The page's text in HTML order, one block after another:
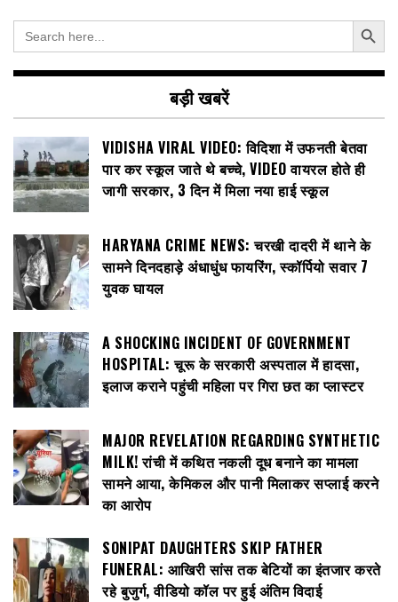
Search
for:
Search Button
बड़ी खबरें
VIDISHA VIRAL VIDEO: विदिशा में उफनती बेतवा
पार कर स्कूल जाते थे बच्चे, VIDEO वायरल होते ही
जागी सरकार, 3 दिन में मिला नया हाई स्कूल
HARYANA CRIME NEWS: चरखी दादरी में थाने के
सामने दिनदहाड़े अंधाधुंध फायरिंग, स्कॉर्पियो सवार 7
युवक घायल
A SHOCKING INCIDENT OF GOVERNMENT
HOSPITAL: चूरू के सरकारी अस्पताल में हादसा,
इलाज कराने पहुंची महिला पर गिरा छत का प्लास्टर
MAJOR REVELATION REGARDING SYNTHETIC
MILK! रांची में कथित नकली दूध बनाने का मामला
सामने आया, केमिकल और पानी मिलाकर सप्लाई करने
का आरोप
SONIPAT DAUGHTERS SKIP FATHER
FUNERAL: आखिरी सांस तक बेटियों का इंतजार करते
रहे बुजुर्ग, वीडियो कॉल पर हुई अंतिम विदाई